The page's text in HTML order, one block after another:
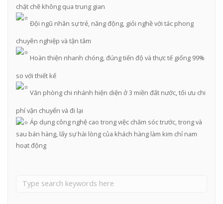
chặt chẽ không qua trung gian
Đội ngũ nhân sự trẻ, năng động, giỏi nghề với tác phong
chuyên nghiệp và tận tâm
Hoàn thiện nhanh chóng, đúng tiến độ và thực tế giống 99%
so với thiết kế
Văn phòng chi nhánh hiện diện ở 3 miền đất nước, tối ưu chi
phí vận chuyển và đi lại
Áp dụng công nghệ cao trong việc chăm sóc trước, trong và
sau bán hàng, lấy sự hài lòng của khách hàng làm kim chỉ nam
hoạt động